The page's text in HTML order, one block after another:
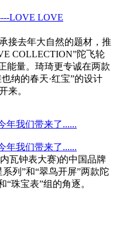
LOVE LOVE
接去年大自然的题材，推
COLLECTION”陀飞轮
能量。琦琦更专诚在两款
纳的春天·红宝”的设计
来。
年我们带来了......
年我们带来了......
瓦钟表大赛)的中国品牌
列”和“翠鸟开屏”两款陀
珠宝表”组的角逐。